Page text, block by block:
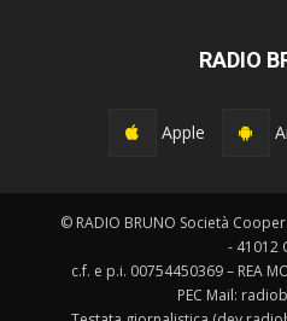
RADIO
Apple
© RADIO BRUNO Società
- 41012
c.f. e p.i. 00754450369 – REA
PEC Mail: